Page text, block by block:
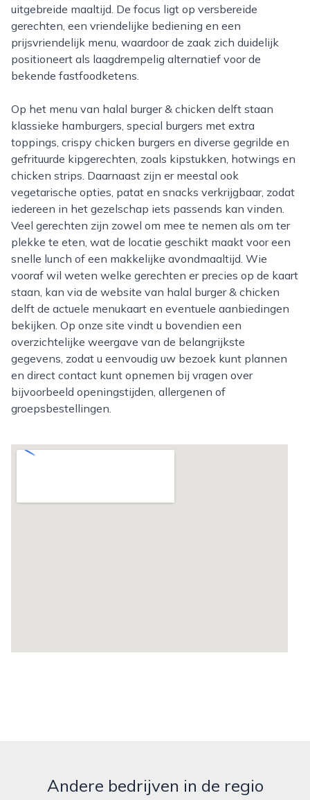
uitgebreide maaltijd. De focus ligt op versbereide
gerechten, een vriendelijke bediening en een
prijsvriendelijk menu, waardoor de zaak zich duidelijk
positioneert als laagdrempelig alternatief voor de
bekende fastfoodketens.
Op het menu van halal burger & chicken delft staan
klassieke hamburgers, special burgers met extra
toppings, crispy chicken burgers en diverse gegrilde en
gefrituurde kipgerechten, zoals kipstukken, hotwings en
chicken strips. Daarnaast zijn er meestal ook
vegetarische opties, patat en snacks verkrijgbaar, zodat
iedereen in het gezelschap iets passends kan vinden.
Veel gerechten zijn zowel om mee te nemen als om ter
plekke te eten, wat de locatie geschikt maakt voor een
snelle lunch of een makkelijke avondmaaltijd. Wie
vooraf wil weten welke gerechten er precies op de kaart
staan, kan via de website van halal burger & chicken
delft de actuele menukaart en eventuele aanbiedingen
bekijken. Op onze site vindt u bovendien een
overzichtelijke weergave van de belangrijkste
gegevens, zodat u eenvoudig uw bezoek kunt plannen
en direct contact kunt opnemen bij vragen over
bijvoorbeeld openingstijden, allergenen of
groepsbestellingen.
Andere bedrijven in de regio